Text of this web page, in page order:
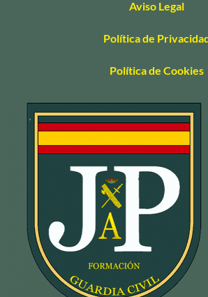
Aviso Legal
Política de
Política de Cookies